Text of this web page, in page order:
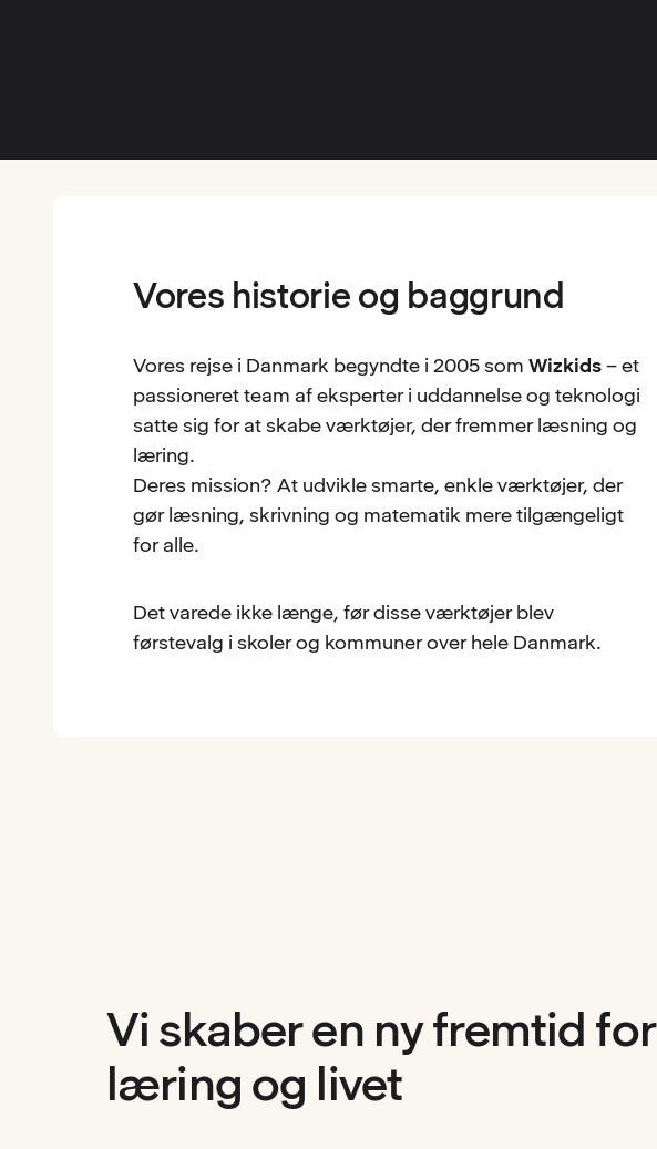
Vores historie og baggrund
Vores rejse i Danmark begyndte i 2005 som Wizkids– et
passioneret team af eksperter i uddannelse og teknologi
satte sig for at skabe værktøjer, der fremmer læsning og
læring.
Deres mission? At udvikle smarte, enkle værktøjer, der
gør læsning, skrivning og matematik mere tilgængeligt
for alle.
Det varede ikke længe, før disse værktøjer blev
førstevalg i skoler og kommuner over hele Danmark.
Vi skaber en ny fremtid for
læring og livet